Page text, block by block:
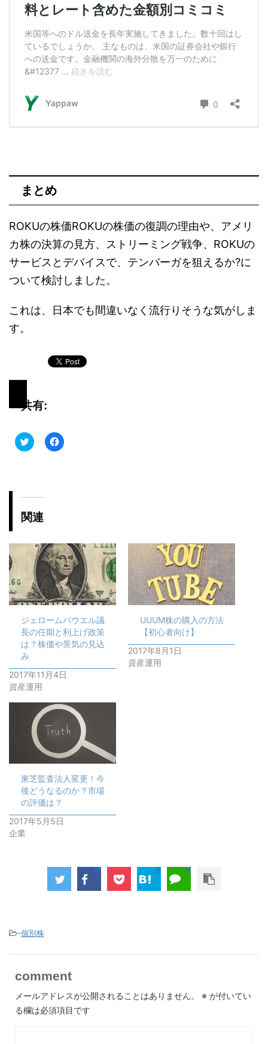
まとめ
ROKUの株価ROKUの株価の復調の理由や、アメリ
カ株の決算の見方、ストリーミング戦争、ROKUの
サービスとデバイスで、テンバーガを狙えるか?に
ついて検討しました。
これは、日本でも間違いなく流行りそうな気がしま
す。
共有:
ク
リ
w
t
t
e
で
共
有
新
し
い
ウ
ィ
ド
ウ
で
開
す
)
F
a
に
は
ク
リ
ッ
ク
し
て
く
さ
い
(
新
し
ウ
ィ
ン
で
開
ま
す
関連
ジェロームパウエル議
長の任期と利上げ政策
は？株価や景気の見込
み
2017年11月4日
資産運用
UUUM株の購入の方法
【初心者向け】
2017年8月1日
資産運用
東芝監査法人変更！今
後どうなるのか？市場
の評価は？
2017年5月5日
企業
-個別株
comment
メールアドレスが公開されることはありません。 ※ が付いてい
る欄は必須項目です